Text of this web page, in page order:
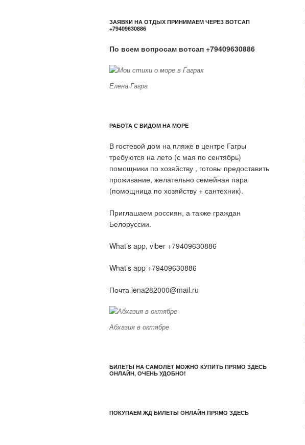
ЗАЯВКИ НА ОТДЫХ ПРИНИМАЕМ ЧЕРЕЗ ВОТСАП
+79409630886
По всем вопросам вотсап +79409630886
Елена Гагра
РАБОТА С ВИДОМ НА МОРЕ
В гостевой дом на пляже в центре Гагры
требуются на лето (с мая по сентябрь)
помощники по хозяйству , готовы предоставить
проживание, желательно семейная пара
(помощница по хозяйству + сантехник).
Приглашаем россиян, а также граждан
Белоруссии.
What’s app, viber +79409630886
What’s app +79409630886
Почта lena282000@mail.ru
Абхазия в октябре
БИЛЕТЫ НА САМОЛЁТ МОЖНО КУПИТЬ ПРЯМО ЗДЕСЬ
ОНЛАЙН, ОЧЕНЬ УДОБНО!
ПОКУПАЕМ ЖД БИЛЕТЫ ОНЛАЙН ПРЯМО ЗДЕСЬ